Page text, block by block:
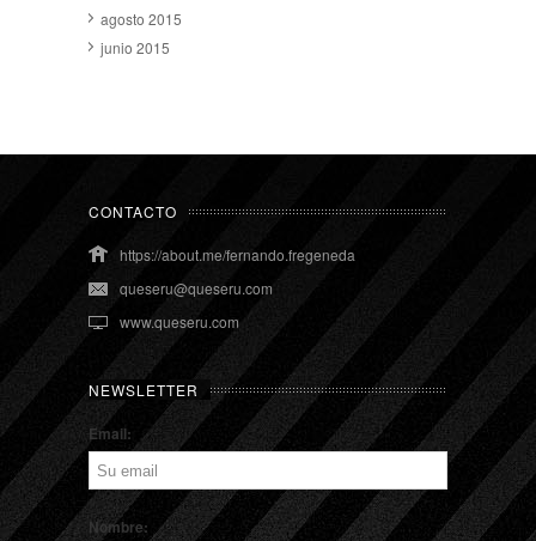
agosto 2015
junio 2015
CONTACTO
https://about.me/fernando.fregeneda
queseru@queseru.com
www.queseru.com
NEWSLETTER
Email:
Nombre: